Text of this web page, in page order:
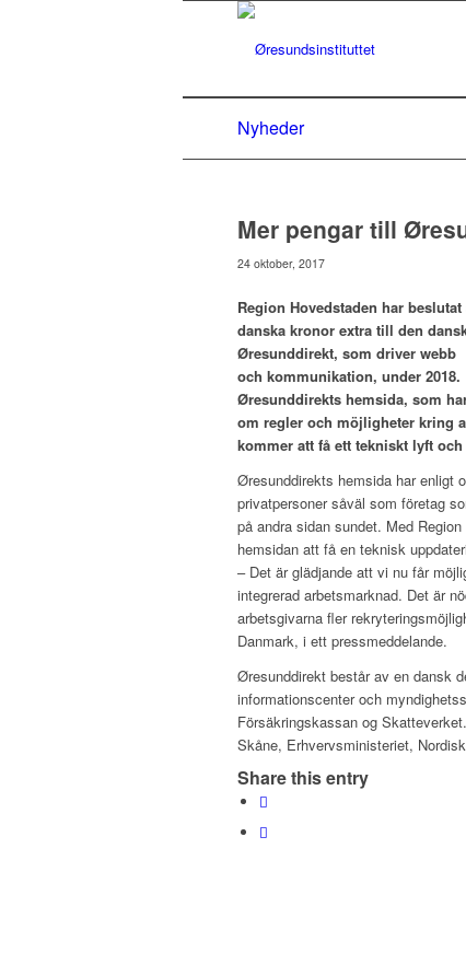
Nyheder
Mer pengar till
24 oktober, 2017
Region Hovedstaden har beslutat
danska kronor extra till den
Øresunddirekt, som driver webb
och kommunikation, under 2018.
Øresunddirekts hemsida, som
om regler och möjligheter kring
kommer att få ett tekniskt lyft
Øresunddirekts hemsida har enligt
privatpersoner såväl som företag
på andra sidan sundet. Med
hemsidan att få en teknisk
– Det är glädjande att vi nu får
integrerad arbetsmarknad. Det är
arbetsgivarna fler
Danmark, i ett pressmeddelande.
Øresunddirekt består av en dansk
informationscenter och
Försäkringskassan og
Skåne, Erhvervsministeriet,
Share this entry